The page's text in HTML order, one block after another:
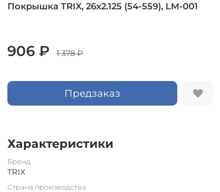
Покрышка TRIX, 26х2.125 (54-559), LM-001
906 ₽ 1 378 ₽
Предзаказ
Характеристики
Бренд
TRIX
Страна производства